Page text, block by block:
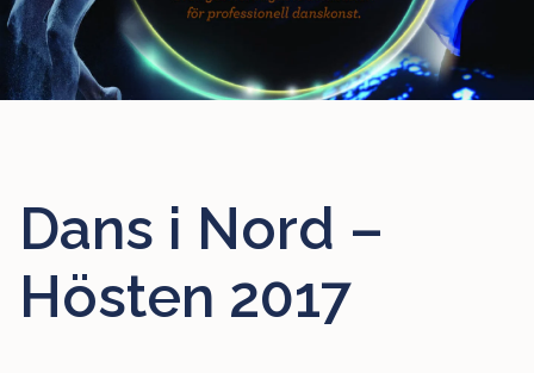
Dans i Nord –
Hösten 2017